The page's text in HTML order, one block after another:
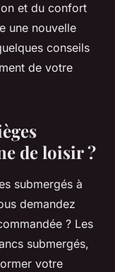
et du confort
une nouvelle
conseils
de votre
de loisir ?
submergés à
demandez
? Les
submergés,
votre